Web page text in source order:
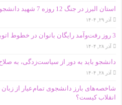
استان البرز در جنگ 12 روزه 7 شهید دانشجو تقدیم انقلاب کرد
آذر ۲۹, ۱۴۰۴
3 روز رفت‌وآمد رایگان بانوان در خطوط اتوبوسرانی شهری کرج
آذر ۲۸, ۱۴۰۴
دانشجو باید به دور از سیاست‌زدگی، به
آذر ۲۸, ۱۴۰۴
شاخصه‌های بارز دانشجوی تمام‌عیار از زبان
انقلاب کیست؟